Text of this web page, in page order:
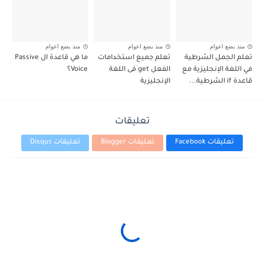
منذ بضع اعوام
تعلم الجمل الشرطية
في اللغة الإنجليزية مع
قاعدة if الشرطية...
منذ بضع اعوام
تعلم جميع استخدامات
الفعل get فى اللغة
الإنجليزية
منذ بضع اعوام
ما هي قاعدة ال Passive
Voice؟
تعليقات
تعليقات Facebook تعليقات Blogger تعليقات Disqus